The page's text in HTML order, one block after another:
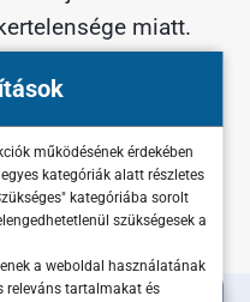
működésének érdekében
kategóriák alatt részletes
kategóriába sorolt
szükségesek a
a weboldal használatának
releváns tartalmakat és
miatt.
esélyét, hogy
forduljon
a fiókban.